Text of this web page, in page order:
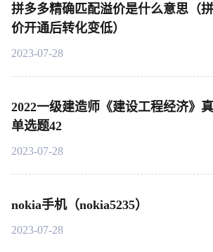
拼多多精确匹配溢价是什么意思（
价开通后转化变低）
2023-07-28
2022一级建造师《建设工程经济》
单选题42
2023-07-28
nokia手机（nokia5235）
2023-07-28